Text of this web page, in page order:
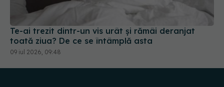
09 iul 2026, 09:48